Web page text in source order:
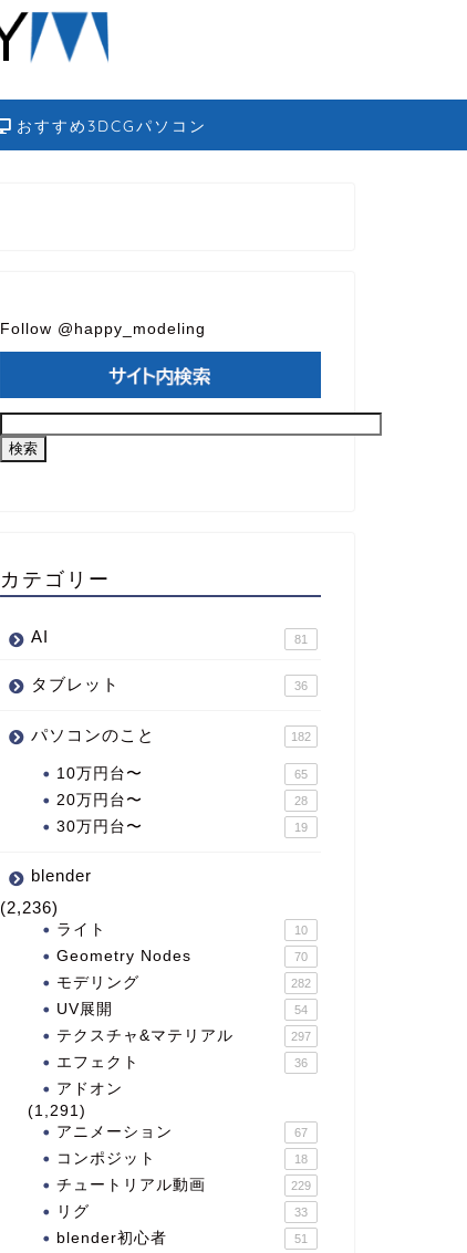
おすすめ3DCGパソコン
Follow @happy_modeling
カテゴリー
AI 81
タブレット 36
パソコンのこと 182
10万円台〜 65
20万円台〜 28
30万円台〜 19
blender
(2,236)
ライト 10
Geometry Nodes 70
モデリング 282
UV展開 54
テクスチャ&マテリアル 297
エフェクト 36
アドオン
(1,291)
アニメーション
67
コンポジット 18
チュートリアル動画 229
リグ 33
blender初心者 51